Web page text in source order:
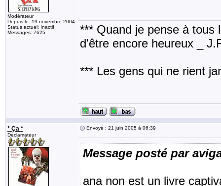
Modérateur
Depuis le: 19 novembre 2004
Status actuel: Inactif
Messages: 7625
*** Quand je pense à tous
d'être encore heureux _
*** Les gens qui ne rient
* Ça *
Déclamateur
Envoyé : 21 juin 2005 à 06:39
Message posté par
ana non est un livre